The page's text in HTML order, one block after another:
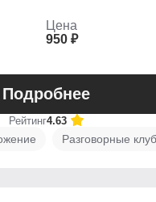
Цена
950 ₽
Подробнее
Рейтинг4.63
Разговорные